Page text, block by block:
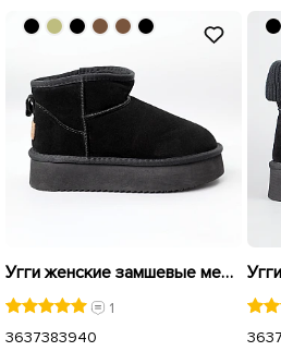
Угги женские замшевые мех 591092 Черные
1
3637383940
3637